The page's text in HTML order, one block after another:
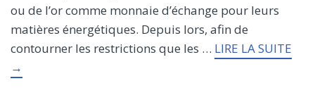
ou de l’or comme monnaie d’échange pour leurs
matières énergétiques. Depuis lors, afin de
contourner les restrictions que les … LIRE LA SUITE
→